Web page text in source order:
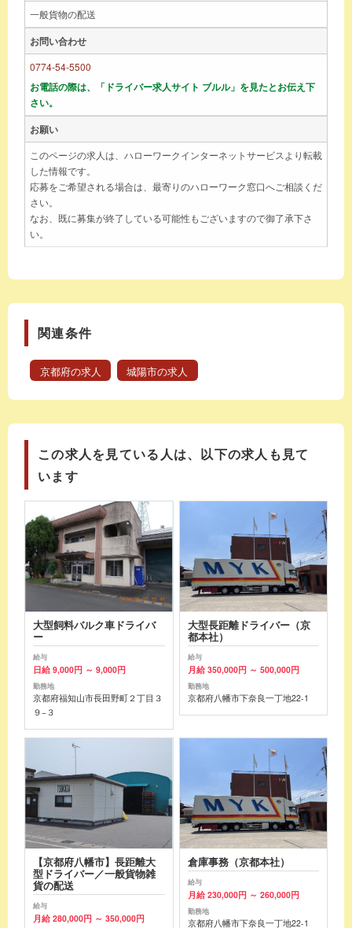
一般貨物の配送
お問い合わせ
0774-54-5500
お電話の際は、「ドライバー求人サイト ブルル」を見たとお伝え下
さい。
お願い
このページの求人は、ハローワークインターネットサービスより転載
した情報です。
応募をご希望される場合は、最寄りのハローワーク窓口へご相談くだ
さい。
なお、既に募集が終了している可能性もございますので御了承下さ
い。
関連条件
京都府の求人 城陽市の求人
この求人を見ている人は、以下の求人も見て
います
大型飼料バルク車ドライバ
ー
給与
日給 9,000円 ～ 9,000円
勤務地
京都府福知山市長田野町２丁目３
９−３
大型長距離ドライバー（京
都本社）
給与
月給 350,000円 ～ 500,000円
勤務地
京都府八幡市下奈良一丁地22-1
【京都府八幡市】長距離大
型ドライバー／一般貨物雑
貨の配送
給与
月給 280,000円 ～ 350,000円
倉庫事務（京都本社）
給与
月給 230,000円 ～ 260,000円
勤務地
京都府八幡市下奈良一丁地22-1